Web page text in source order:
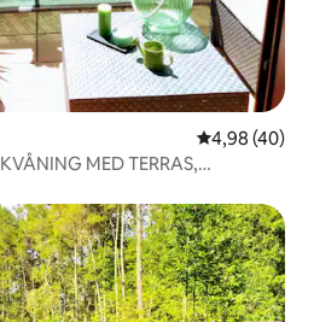
4,98 av 5 i
4,98 (40)
MED TERRAS,